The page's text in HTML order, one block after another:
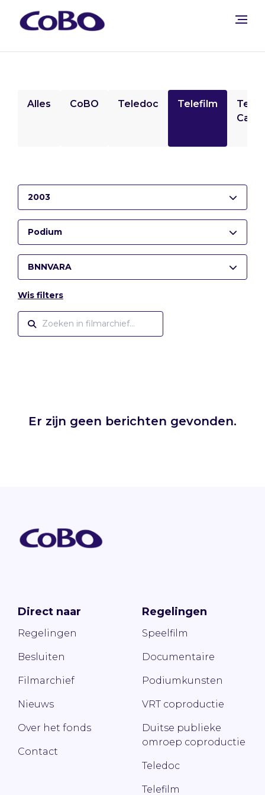
Alles CoBO Teledoc Telefilm
2003
Podium
BNNVARA
Wis filters
Er zijn geen berichten gevonden.
Direct naar
Regelingen
Besluiten
Filmarchief
Nieuws
Over het fonds
Contact
Regelingen
Speelfilm
Documentaire
Podiumkunsten
VRT coproductie
Duitse publieke
omroep coproductie
Teledoc
Telefilm